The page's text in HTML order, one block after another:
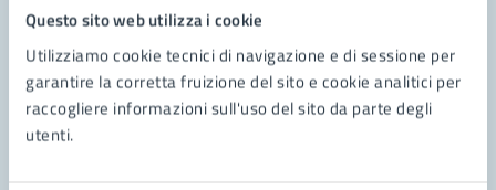
Questo sito web utilizza i cookie
Utilizziamo cookie tecnici di navigazione e di sessione per
garantire la corretta fruizione del sito e cookie analitici per
raccogliere informazioni sull'uso del sito da parte degli
utenti.
Richiedi assistenza
Prenota appuntamento
Problemi in città